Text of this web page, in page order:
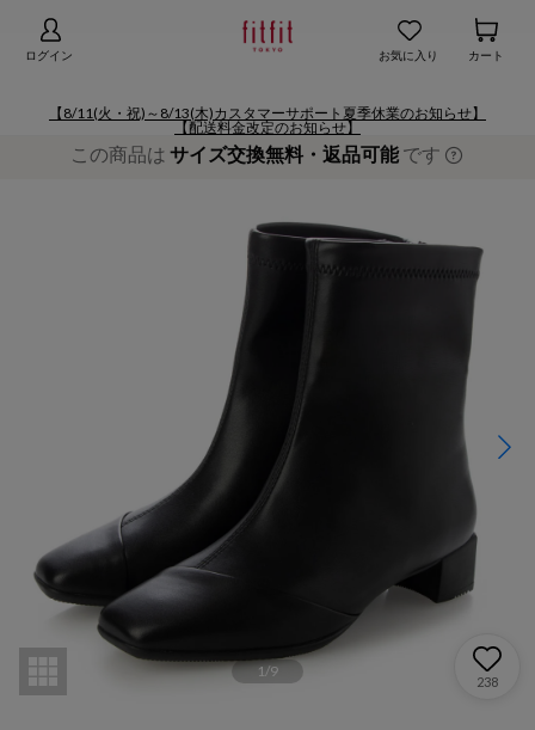
ログイン お気に入り カート
【8/11(火・祝)～8/13(木)カスタマーサポート夏季休業のお知らせ】
【配送料金改定のお知らせ】
この商品は サイズ交換無料・返品可能です
1/9
238